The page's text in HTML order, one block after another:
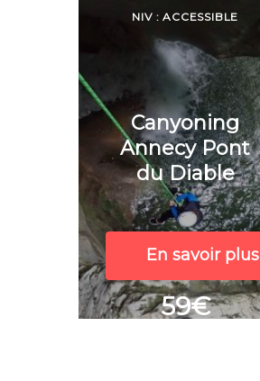
NIV : ACCESSIBLE
Canyoning
Annecy Pont
du Diable
En savoir plus
59€